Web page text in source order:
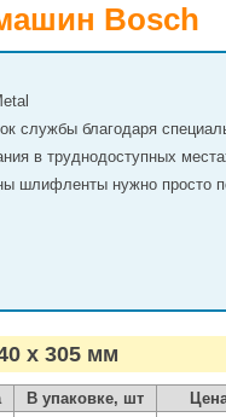
Bosch
службы благодаря
в труднодоступных
шлифленты нужно просто
x 305 мм
В упаковке, шт